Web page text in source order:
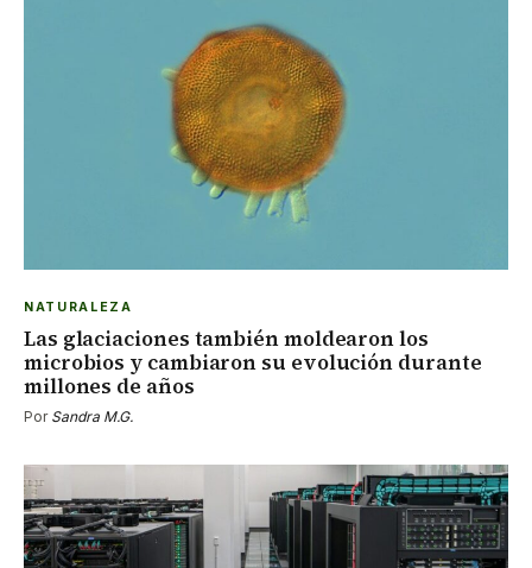
NATURALEZA
Las glaciaciones también moldearon los
microbios y cambiaron su evolución durante
millones de años
Por Sandra M.G.